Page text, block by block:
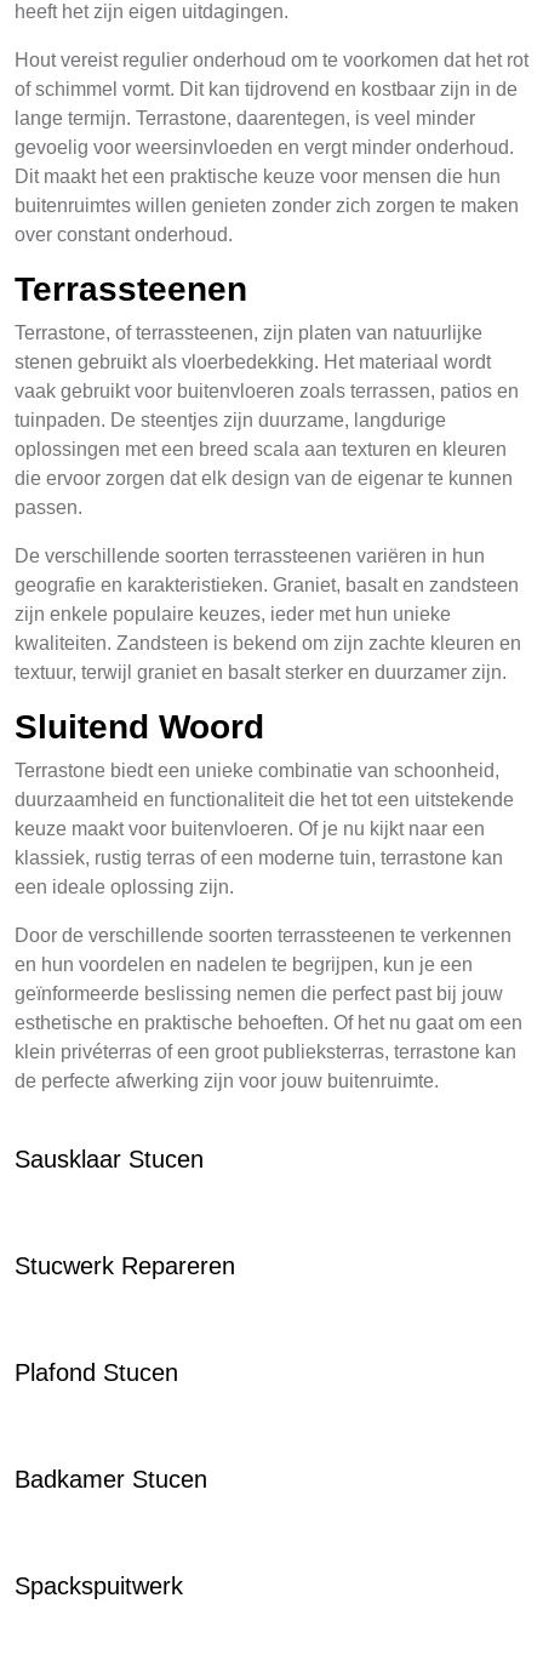
heeft het zijn eigen uitdagingen.
Hout vereist regulier onderhoud om te voorkomen dat het rot
of schimmel vormt. Dit kan tijdrovend en kostbaar zijn in de
lange termijn. Terrastone, daarentegen, is veel minder
gevoelig voor weersinvloeden en vergt minder onderhoud.
Dit maakt het een praktische keuze voor mensen die hun
buitenruimtes willen genieten zonder zich zorgen te maken
over constant onderhoud.
Terrassteenen
Terrastone, of terrassteenen, zijn platen van natuurlijke
stenen gebruikt als vloerbedekking. Het materiaal wordt
vaak gebruikt voor buitenvloeren zoals terrassen, patios en
tuinpaden. De steentjes zijn duurzame, langdurige
oplossingen met een breed scala aan texturen en kleuren
die ervoor zorgen dat elk design van de eigenar te kunnen
passen.
De verschillende soorten terrassteenen variëren in hun
geografie en karakteristieken. Graniet, basalt en zandsteen
zijn enkele populaire keuzes, ieder met hun unieke
kwaliteiten. Zandsteen is bekend om zijn zachte kleuren en
textuur, terwijl graniet en basalt sterker en duurzamer zijn.
Sluitend Woord
Terrastone biedt een unieke combinatie van schoonheid,
duurzaamheid en functionaliteit die het tot een uitstekende
keuze maakt voor buitenvloeren. Of je nu kijkt naar een
klassiek, rustig terras of een moderne tuin, terrastone kan
een ideale oplossing zijn.
Door de verschillende soorten terrassteenen te verkennen
en hun voordelen en nadelen te begrijpen, kun je een
geïnformeerde beslissing nemen die perfect past bij jouw
esthetische en praktische behoeften. Of het nu gaat om een
klein privéterras of een groot publieksterras, terrastone kan
de perfecte afwerking zijn voor jouw buitenruimte.
Sausklaar Stucen
Stucwerk Repareren
Plafond Stucen
Badkamer Stucen
Spackspuitwerk